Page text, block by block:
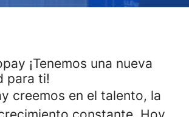
¡Tenemos una nueva
para ti!
creemos en el talento, la